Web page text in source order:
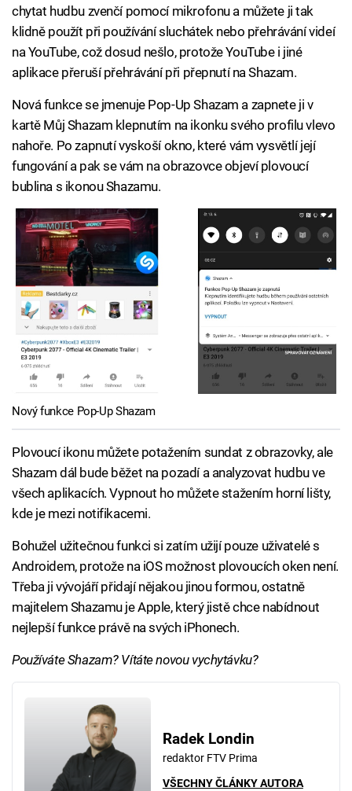
chytat hudbu zvenčí pomocí mikrofonu a můžete ji tak
klidně použít při používání sluchátek nebo přehrávání videí
na YouTube, což dosud nešlo, protože YouTube i jiné
aplikace přeruší přehrávání při přepnutí na Shazam.
Nová funkce se jmenuje Pop-Up Shazam a zapnete ji v
kartě Můj Shazam klepnutím na ikonku svého profilu vlevo
nahoře. Po zapnutí vyskoší okno, které vám vysvětlí její
fungování a pak se vám na obrazovce objeví plovoucí
bublina s ikonou Shazamu.
Nový funkce Pop-Up Shazam
Plovoucí ikonu můžete potažením sundat z obrazovky, ale
Shazam dál bude běžet na pozadí a analyzovat hudbu ve
všech aplikacích. Vypnout ho můžete stažením horní lišty,
kde je mezi notifikacemi.
Bohužel užitečnou funkci si zatím užijí pouze uživatelé s
Androidem, protože na iOS možnost plovoucích oken není.
Třeba ji vývojáří přidají nějakou jinou formou, ostatně
majitelem Shazamu je Apple, který jistě chce nabídnout
nejlepší funkce právě na svých iPhonech.
Používáte Shazam? Vítáte novou vychytávku?
Radek Londin
redaktor FTV Prima
VŠECHNY ČLÁNKY AUTORA